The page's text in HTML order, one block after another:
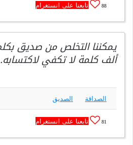
88 تابعنا على انستغرام
يمكننا التخلص من صديق
ألف كلمة لا تكفي لاكتسابه.
الصداقة الصديق
81 تابعنا على انستغرام